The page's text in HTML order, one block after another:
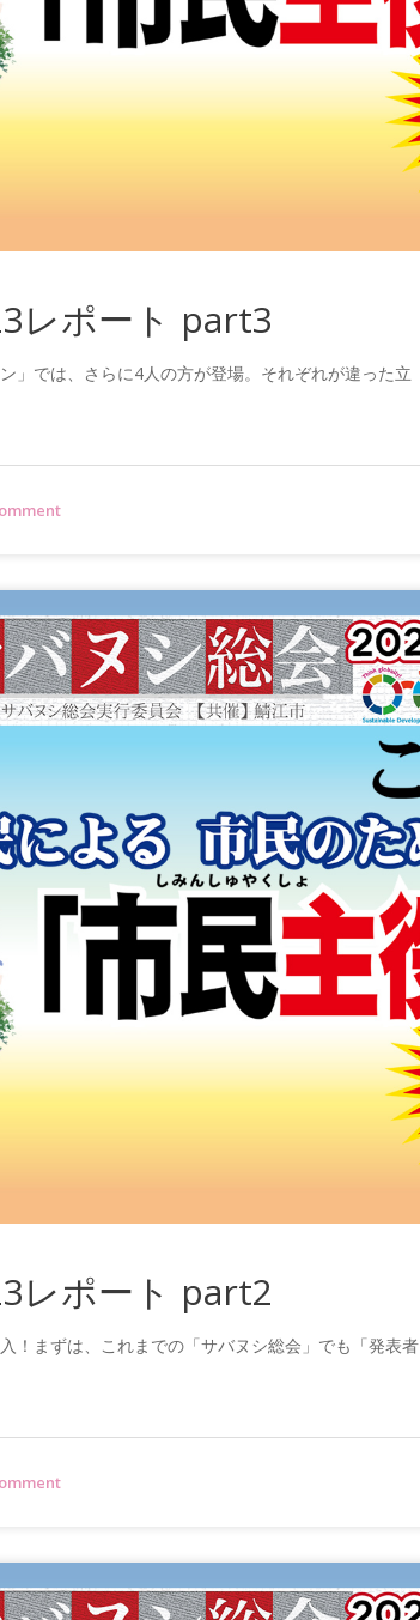
レポート part3
」では、さらに4人の方が登場。それぞれが違った立
レポート part2
！まずは、これまでの「サバヌシ総会」でも「発表者